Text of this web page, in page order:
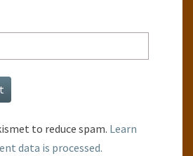
to reduce spam. Learn
data is processed.